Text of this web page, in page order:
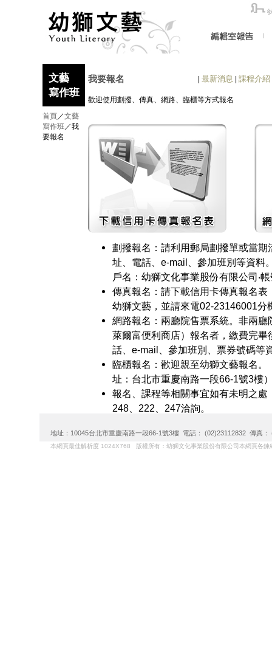
文藝
寫作班
首頁／文藝
寫作班／我
要報名
我要報名 最新消息 課程介紹
歡迎使用劃撥、傳真、網路、臨櫃等方式報名
劃撥報名：請利用郵局劃撥單或當
址、電話、e-mail、參加班別等資料
戶名：幼獅文化事業股份有限公司‧
傳真報名：請下載信用卡傳真報名
幼獅文藝，並請來電02-23146001分
網路報名：兩廳院售票系統。非兩
萊爾富便利商店）報名者，繳費完
話、e-mail、參加班別、票券號碼等
臨櫃報名：歡迎親至幼獅文藝報名
址：台北市重慶南路一段66-1號3樓
報名、課程等相關事宜如有未明之
248、222、247洽詢。
地址：10045台北市重慶南路一段66-1號3樓 電話： (02)23112832 傳真
本網頁最佳解析度 1024X768 版權所有：幼獅文化事業股份有限公司本網頁各鍊